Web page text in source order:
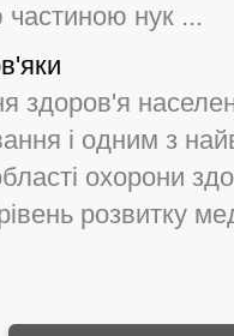
нук ...
здоров'я
і одним з
охорони
розвитку